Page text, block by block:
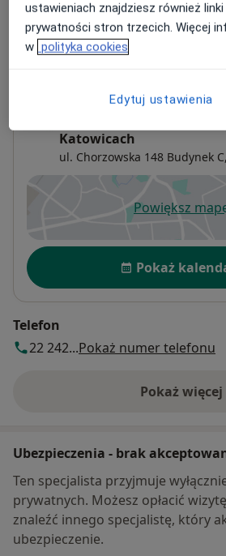
Adresy (3)
Adres 1 Adres 2
Klinika okulistyczna
Katowicach
ul. Chorzowska 148 Budynek C,
Powiększ
Dostępność
Pokaż
Telefon
22 242...Pokaż numer telefonu
Pokaż więcej
o
Ubezpieczenia - brak
Ten specjalista przyjmuje
prywatnych. Możesz opłacić
znaleźć innego specjalistę, który
ubezpieczenie.
ustawieniach znajdziesz również
prywatności stron trzecich. Więcej
w polityka cookies
Edytuj ustawienia